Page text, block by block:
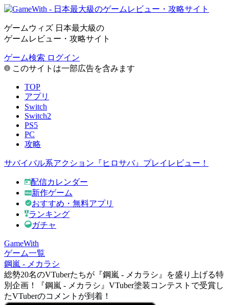
ゲームウィズ 日本最大級の
ゲームレビュー・攻略サイト
ゲーム検索 ログイン
このサイトは一部広告を含みます
TOP
アプリ
Switch
Switch2
PS5
PC
攻略
サバイバル系アクション『ヒロサバ』プレイレビュー！
配信カレンダー
新作ゲーム
おすすめ・無料アプリ
ランキング
ガチャ
GameWith
ゲーム一覧
鋼嵐 - メカラシ
総勢20名のVTuberたちが『鋼嵐 - メカラシ』を盛り上げる特
別企画！『鋼嵐 - メカラシ』VTuber塗装コンテストで受賞し
たVTuberのコメントが到着！